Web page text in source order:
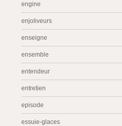
engine
enjoliveurs
enseigne
ensemble
entendeur
entretien
episode
essuie-glaces